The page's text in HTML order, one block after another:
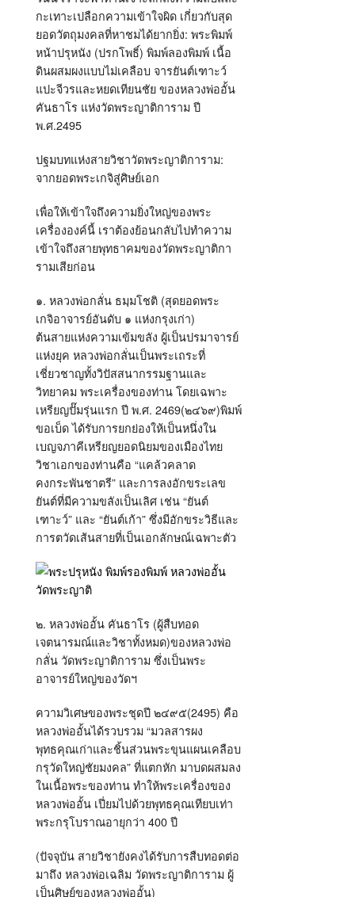
กะเทาะเปลือกความเข้าใจผิด เกี่ยวกับสุด
ยอดวัตถุมงคลที่หาชมได้ยากยิ่ง: พระพิมพ์
หน้าปรุหนัง (ปรกโพธิ์) พิมพ์ลองพิมพ์ เนื้อ
ดินผสมผงแบบไม่เคลือบ จารยันต์เฑาะว์
แปะจีวรและหยดเทียนชัย ของหลวงพ่ออั้น
คันธาโร แห่งวัดพระญาติการาม ปี
พ.ศ.2495
ปฐมบทแห่งสายวิชาวัดพระญาติการาม:
จากยอดพระเกจิสู่ศิษย์เอก
เพื่อให้เข้าใจถึงความยิ่งใหญ่ของพระ
เครื่ององค์นี้ เราต้องย้อนกลับไปทำความ
เข้าใจถึงสายพุทธาคมของวัดพระญาติกา
รามเสียก่อน
๑. หลวงพ่อกลั่น ธมฺมโชติ (สุดยอดพระ
เกจิอาจารย์อันดับ ๑ แห่งกรุงเก่า)
ต้นสายแห่งความเข้มขลัง ผู้เป็นปรมาจารย์
แห่งยุค หลวงพ่อกลั่นเป็นพระเถระที่
เชี่ยวชาญทั้งวิปัสสนากรรมฐานและ
วิทยาคม พระเครื่องของท่าน โดยเฉพาะ
เหรียญปั๊มรุ่นแรก ปี พ.ศ. 2469(๒๔๖๙)พิมพ์
ขอเบ็ด ได้รับการยกย่องให้เป็นหนึ่งใน
เบญจภาคีเหรียญยอดนิยมของเมืองไทย
วิชาเอกของท่านคือ “แคล้วคลาด
คงกระพันชาตรี” และการลงอักขระเลข
ยันต์ที่มีความขลังเป็นเลิศ เช่น “ยันต์
เฑาะว์” และ “ยันต์เก้า” ซึ่งมีอักขระวิธีและ
การตวัดเส้นสายที่เป็นเอกลักษณ์เฉพาะตัว
๒. หลวงพ่ออั้น คันธาโร (ผู้สืบทอด
เจตนารมณ์และวิชาทั้งหมด)ของหลวงพ่อ
กลั่น วัดพระญาติการาม ซึ่งเป็นพระ
อาจารย์ใหญ่ของวัดฯ
ความวิเศษของพระชุดปี ๒๔๙๕(2495) คือ
หลวงพ่ออั้นได้รวบรวม “มวลสารผง
พุทธคุณเก่าและชิ้นส่วนพระขุนแผนเคลือบ
กรุวัดใหญ่ชัยมงคล” ที่แตกหัก มาบดผสมลง
ในเนื้อพระของท่าน ทำให้พระเครื่องของ
หลวงพ่ออั้น เปี่ยมไปด้วยพุทธคุณเทียบเท่า
พระกรุโบราณอายุกว่า 400 ปี
(ปัจจุบัน สายวิชายังคงได้รับการสืบทอดต่อ
มาถึง หลวงพ่อเฉลิม วัดพระญาติการาม ผู้
เป็นศิษย์ของหลวงพ่ออั้น)